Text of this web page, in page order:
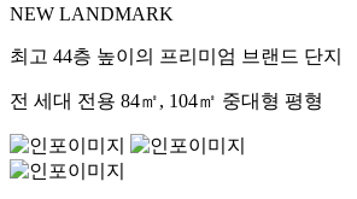
NEW LANDMARK
최고 44층 높이의 프리미엄 브랜드 단지
전 세대 전용 84㎡, 104㎡ 중대형 평형